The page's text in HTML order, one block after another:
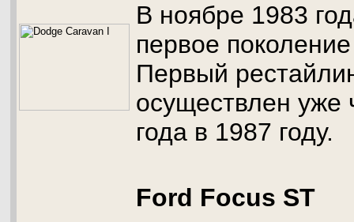
В ноябре 1983
первое
Первый
осуществлен уже
года в 1987 году.
Ford Focus ST